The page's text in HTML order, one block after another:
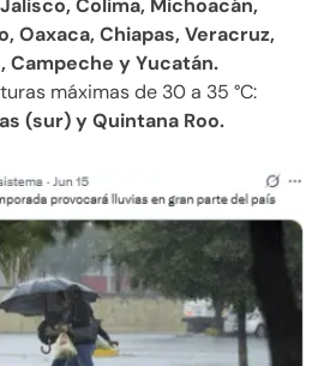
Oaxaca, Chiapas, Veracruz,
Campeche y Yucatán.
máximas de 30 a 35 °C:
(sur) y Quintana Roo.